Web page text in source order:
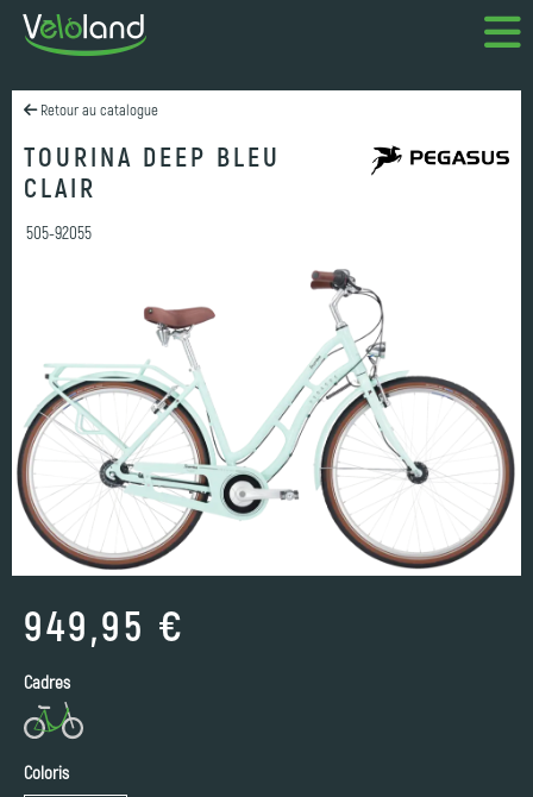
Retour au catalogue
TOURINA DEEP BLEU
CLAIR
505-92055
949,95 €
Cadres
Coloris